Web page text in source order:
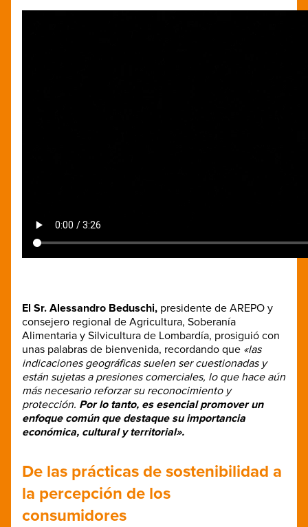
El Sr. Alessandro Beduschi, presidente de AREPO y
consejero regional de Agricultura, Soberanía
Alimentaria y Silvicultura de Lombardía, prosiguió con
unas palabras de bienvenida, recordando que «las
indicaciones geográficas suelen ser cuestionadas y
están sujetas a presiones comerciales, lo que hace aún
más necesario reforzar su reconocimiento y
protección. Por lo tanto, es esencial promover un
enfoque común que destaque su importancia
económica, cultural y territorial».
De las prácticas de sostenibilidad a
la percepción de los
consumidores